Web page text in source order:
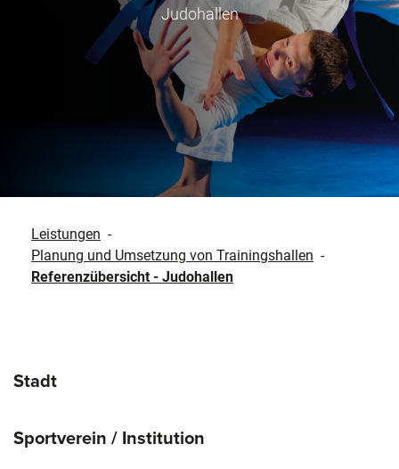
Judohallen
Leistungen -
Planung und Umsetzung von Trainingshallen -
Referenzübersicht - Judohallen
Stadt
Sportverein / Institution